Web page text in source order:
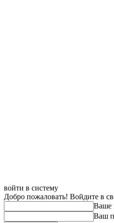
войти в систему
Добро пожаловать! Войдите в
Ваше
Ваш